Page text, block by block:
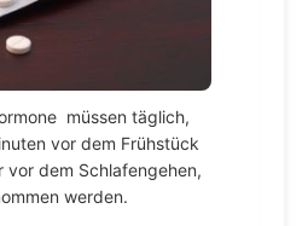
müssen täglich,
vor dem Frühstück
vor dem Schlafengehen,
werden.